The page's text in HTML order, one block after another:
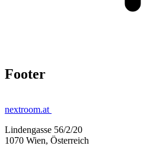
Footer
nextroom.at
Lindengasse 56/2/20
1070 Wien, Österreich